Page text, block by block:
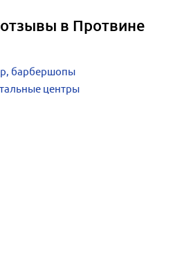
в Протвине
барбершопы
центры